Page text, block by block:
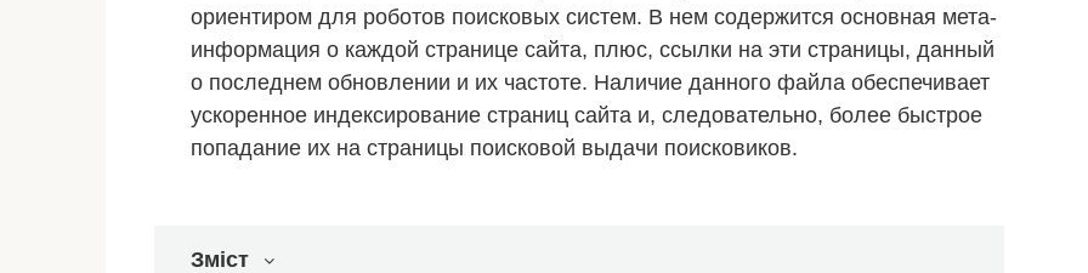
ориентиром для роботов поисковых систем. В нем содержится основная мета-
информация о каждой странице сайта, плюс, ссылки на эти страницы, данный
о последнем обновлении и их частоте. Наличие данного файла обеспечивает
ускоренное индексирование страниц сайта и, следовательно, более быстрое
попадание их на страницы поисковой выдачи поисковиков.
Зміст